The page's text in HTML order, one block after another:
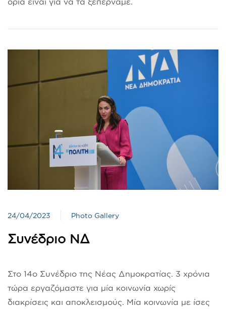
24/04/2023 Photo Gallery
Συνέδριο ΝΔ
Στο 14ο Συνέδριο της Νέας Δημοκρατίας. 3 χρόνια
τώρα εργαζόμαστε για μία κοινωνία χωρίς
διακρίσεις και αποκλεισμούς. Μία κοινωνία με ίσες